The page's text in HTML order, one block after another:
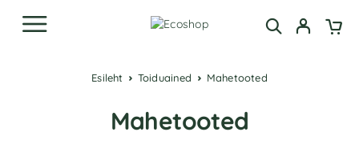
Esileht Toiduained Mahetooted
Mahetooted